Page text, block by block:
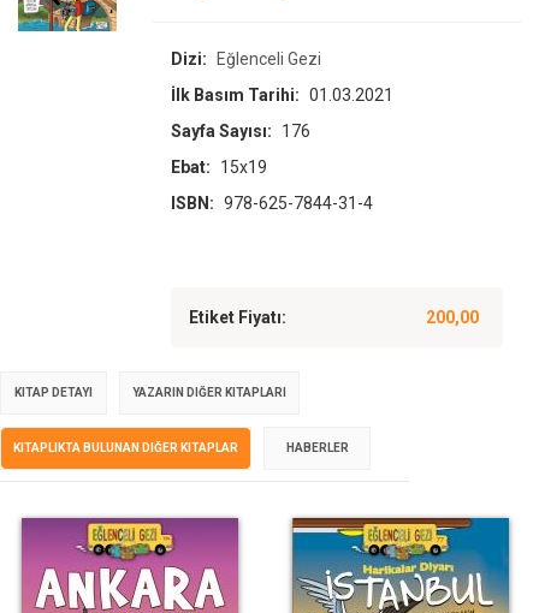
Dizi:
Eğlenceli Gezi
İlk Basım Tarihi: 01.03.2021
Sayfa Sayısı:
176
Ebat:
15x19
ISBN: 978-625-7844-31-4
Etiket Fiyatı: 200,00
KITAP DETAYI YAZARIN DIĞER KITAPLARI
KITAPLIKTA BULUNAN DIĞER KITAPLAR HABERLER